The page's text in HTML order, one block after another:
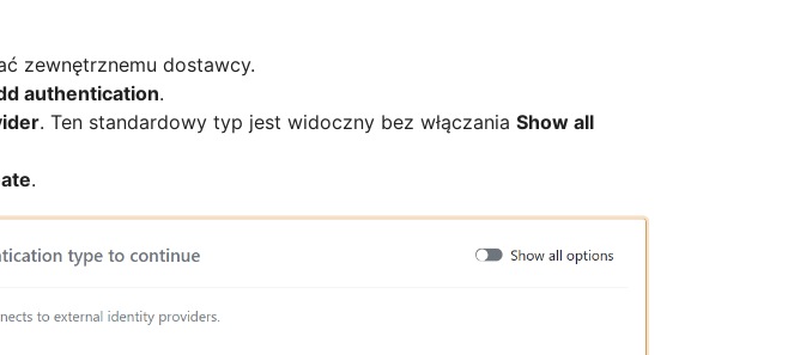
zewnętrznemu dostawcy.
authentication.
. Ten standardowy typ jest widoczny bez włączania Show all
.